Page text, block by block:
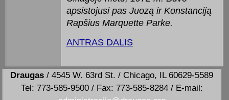
apsistojusi pas Juozą ir Konstanciją
Rapšius Marquette Parke.
ANTRAS DALIS
Draugas / 4545 W. 63rd St. / Chicago, IL 60629-5589
Tel: 773-585-9500 / Fax: 773-585-8284 / E-mail: